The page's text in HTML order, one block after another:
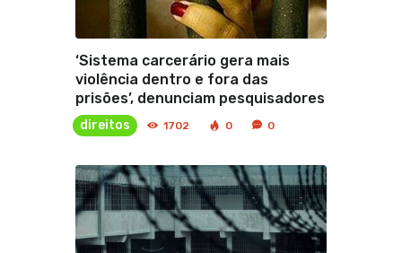
‘Sistema carcerário gera mais
violência dentro e fora das
prisões’, denunciam pesquisadores
direitos 1702 0 0